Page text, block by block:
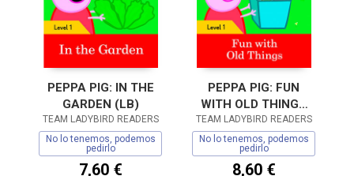
PEPPA PIG: IN THE
GARDEN (LB)
TEAM LADYBIRD READERS
No lo tenemos, podemos
pedirlo
7,60 €
PEPPA PIG: FUN
WITH OLD THINGS
(LB)
TEAM LADYBIRD READERS
No lo tenemos, podemos
pedirlo
8,60 €